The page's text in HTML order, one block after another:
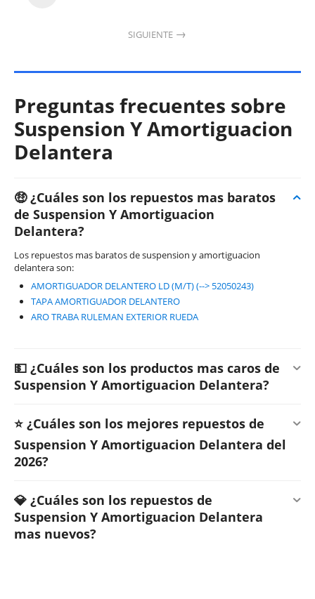
SIGUIENTE
Preguntas frecuentes sobre
Suspension Y Amortiguacion
Delantera
🤑 ¿Cuáles son los repuestos mas baratos
de Suspension Y Amortiguacion
Delantera?
Los repuestos mas baratos de suspension y amortiguacion
delantera son:
AMORTIGUADOR DELANTERO LD (M/T) (--> 52050243)
TAPA AMORTIGUADOR DELANTERO
ARO TRABA RULEMAN EXTERIOR RUEDA
💵 ¿Cuáles son los productos mas caros de
Suspension Y Amortiguacion Delantera?
⭐ ¿Cuáles son los mejores repuestos de
Suspension Y Amortiguacion Delantera del
2026?
💎 ¿Cuáles son los repuestos de
Suspension Y Amortiguacion Delantera
mas nuevos?